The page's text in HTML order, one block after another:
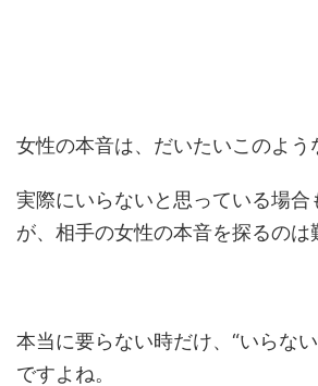
女性の本音は、だいたいこのよう
実際にいらないと思っている場合
が、相手の女性の本音を探るのは
本当に要らない時だけ、“いらな
ですよね。